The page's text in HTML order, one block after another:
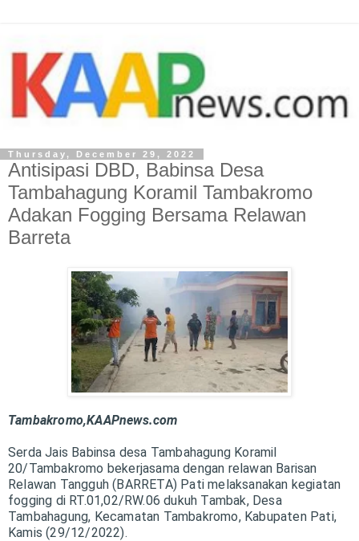
Thursday, December 29, 2022
Antisipasi DBD, Babinsa Desa
Tambahagung Koramil Tambakromo
Adakan Fogging Bersama Relawan
Barreta
Tambakromo,KAAPnews.com
Serda Jais Babinsa desa Tambahagung Koramil
20/Tambakromo bekerjasama dengan relawan Barisan
Relawan Tangguh (BARRETA) Pati melaksanakan kegiatan
fogging di RT.01,02/RW.06 dukuh Tambak, Desa
Tambahagung, Kecamatan Tambakromo, Kabupaten Pati,
Kamis (29/12/2022).